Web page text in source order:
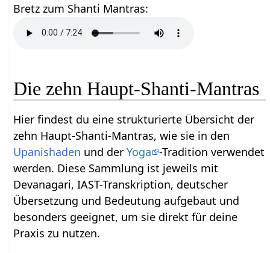
Bretz zum Shanti Mantras:
Die zehn Haupt-Shanti-Mantras
Hier findest du eine strukturierte Übersicht der
zehn Haupt-Shanti-Mantras, wie sie in den
Upanishaden und derYoga -Tradition verwendet
werden. Diese Sammlung ist jeweils mit
Devanagari, IAST-Transkription, deutscher
Übersetzung und Bedeutung aufgebaut und
besonders geeignet, um sie direkt für deine
Praxis zu nutzen.